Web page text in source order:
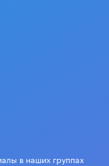
в наших группах